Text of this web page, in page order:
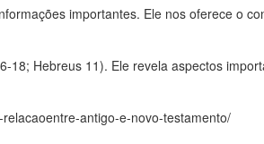
importantes. Ele nos oferece o
Hebreus 11). Ele revela aspectos
antigo-e-novo-testamento/